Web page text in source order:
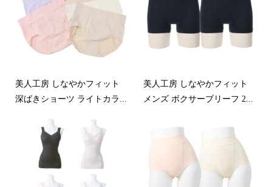
美人工房 しなやかフィット
深ばきショーツ ライトカラ...
美人工房 しなやかフィット
メンズ ボクサーブリーフ 2...